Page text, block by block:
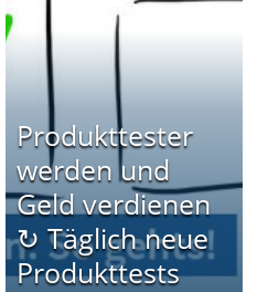
Produkttester
werden und
Geld verdienen
↻ Täglich neue
Produkttests